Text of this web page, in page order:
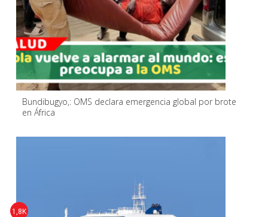
Bundibugyo,: OMS declara emergencia global por brote
en África
1,8K